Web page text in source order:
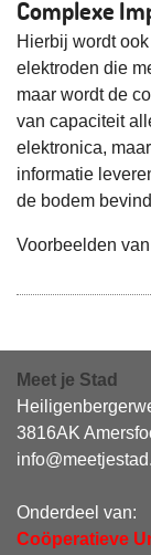
Complexe
Hierbij wordt
elektroden die
maar wordt de
van capaciteit
elektronica,
informatie
de bodem
Voorbeelden
Meet je Stad
3816AK
Onderdeel van:
Coöperatieve